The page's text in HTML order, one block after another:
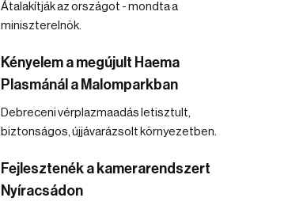
Átalakítják az országot - mondta a
miniszterelnök.
Kényelem a megújult Haema
Plasmánál a Malomparkban
Debreceni vérplazmaadás letisztult,
biztonságos, újjávarázsolt környezetben.
Fejlesztenék a kamerarendszert
Nyíracsádon